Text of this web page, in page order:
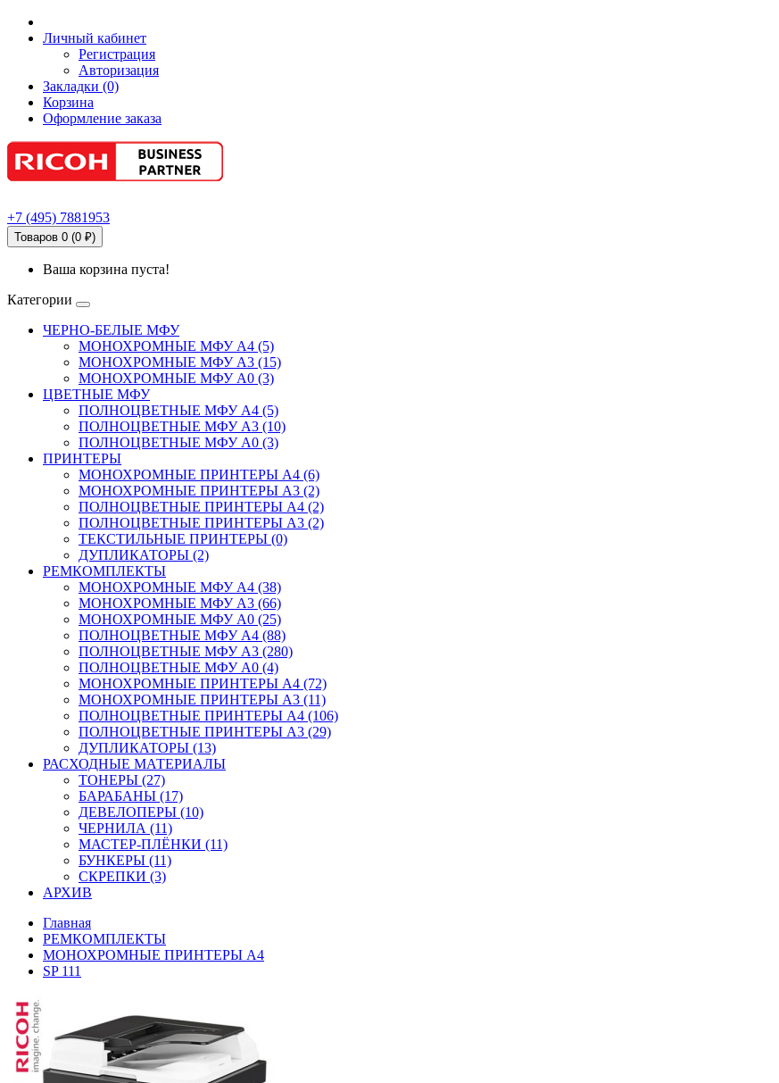
Личный кабинет
Регистрация
Авторизация
Закладки (0)
Корзина
Оформление заказа
+7 (495) 7881953
Товаров 0 (0 ₽)
Ваша корзина пуста!
Категории
ЧЕРНО-БЕЛЫЕ МФУ
МОНОХРОМНЫЕ МФУ А4 (5)
МОНОХРОМНЫЕ МФУ А3 (15)
МОНОХРОМНЫЕ МФУ А0 (3)
ЦВЕТНЫЕ МФУ
ПОЛНОЦВЕТНЫЕ МФУ А4 (5)
ПОЛНОЦВЕТНЫЕ МФУ А3 (10)
ПОЛНОЦВЕТНЫЕ МФУ А0 (3)
ПРИНТЕРЫ
МОНОХРОМНЫЕ ПРИНТЕРЫ А4 (6)
МОНОХРОМНЫЕ ПРИНТЕРЫ А3 (2)
ПОЛНОЦВЕТНЫЕ ПРИНТЕРЫ А4 (2)
ПОЛНОЦВЕТНЫЕ ПРИНТЕРЫ А3 (2)
ТЕКСТИЛЬНЫЕ ПРИНТЕРЫ (0)
ДУПЛИКАТОРЫ (2)
РЕМКОМПЛЕКТЫ
МОНОХРОМНЫЕ МФУ А4 (38)
МОНОХРОМНЫЕ МФУ А3 (66)
МОНОХРОМНЫЕ МФУ А0 (25)
ПОЛНОЦВЕТНЫЕ МФУ А4 (88)
ПОЛНОЦВЕТНЫЕ МФУ А3 (280)
ПОЛНОЦВЕТНЫЕ МФУ А0 (4)
МОНОХРОМНЫЕ ПРИНТЕРЫ А4 (72)
МОНОХРОМНЫЕ ПРИНТЕРЫ А3 (11)
ПОЛНОЦВЕТНЫЕ ПРИНТЕРЫ А4 (106)
ПОЛНОЦВЕТНЫЕ ПРИНТЕРЫ А3 (29)
ДУПЛИКАТОРЫ (13)
РАСХОДНЫЕ МАТЕРИАЛЫ
ТОНЕРЫ (27)
БАРАБАНЫ (17)
ДЕВЕЛОПЕРЫ (10)
ЧЕРНИЛА (11)
МАСТЕР-ПЛЁНКИ (11)
БУНКЕРЫ (11)
СКРЕПКИ (3)
АРХИВ
Главная
РЕМКОМПЛЕКТЫ
МОНОХРОМНЫЕ ПРИНТЕРЫ А4
SP 111